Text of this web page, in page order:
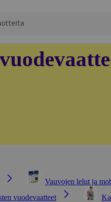
Vauvojen lelut ja
vuodevaatteet